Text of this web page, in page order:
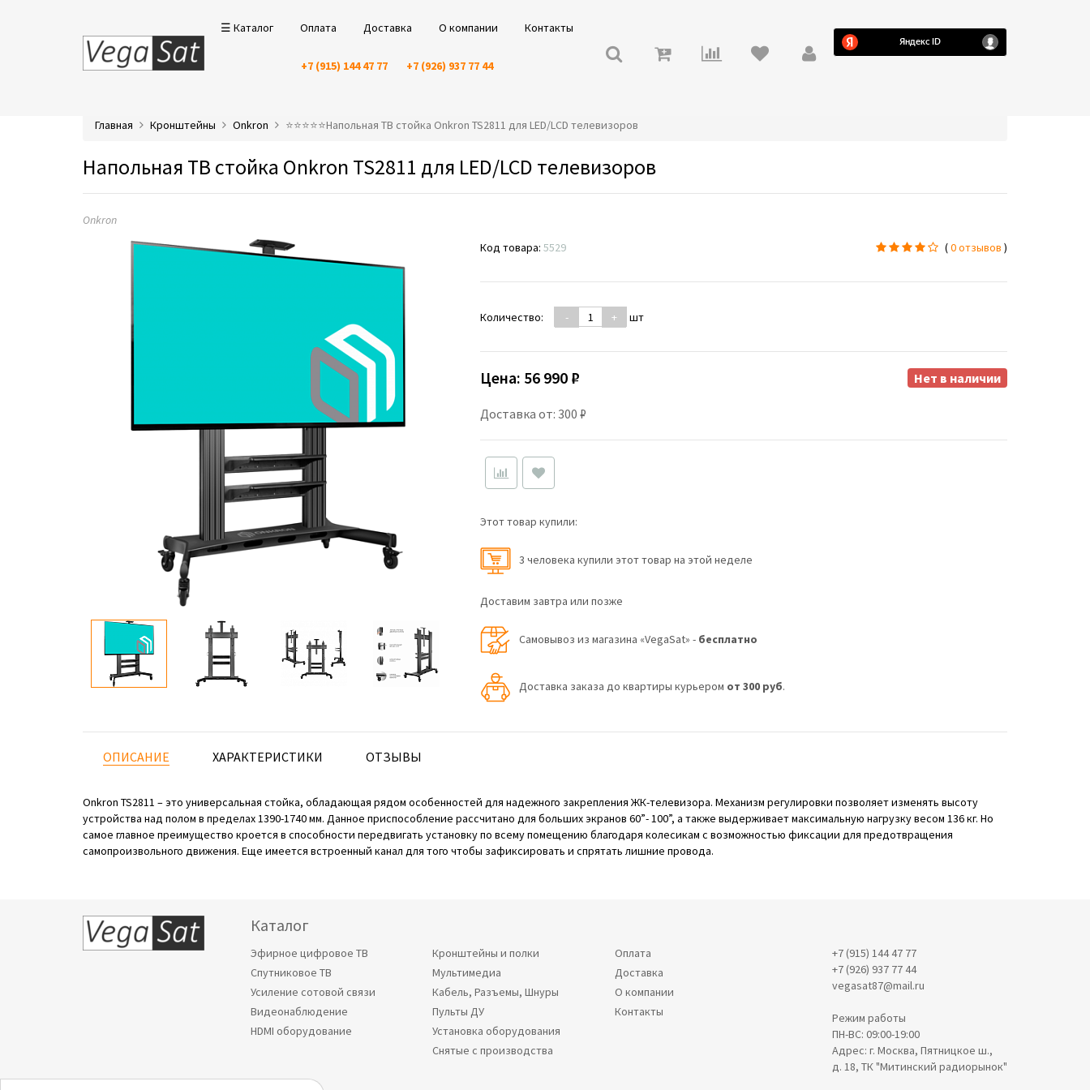
☰ Каталог Оплата Доставка О компании Контакты
+7 (915) 144 47 77 +7 (926) 937 77 44
Главная Кронштейны Onkron ⭐️⭐️⭐️⭐️⭐️Напольная ТВ стойка Onkron TS2811 для LED/LCD телевизоров
Напольная ТВ стойка Onkron TS2811 для LED/LCD телевизоров
Onkron
Код товара:5529 (0 отзывов )
Количество: - + шт
Цена: 56 990 ₽
Доставка от: 300 ₽
Нет в наличии
Этот товар купили:
3 человекa купили этот товар на этой неделе
Доставим завтра или позже
Самовывоз из магазина «VegaSat» - бесплатно
Доставка заказа до квартиры курьером от 300 руб.
ОПИСАНИЕ ХАРАКТЕРИСТИКИ ОТЗЫВЫ
Onkron TS2811 – это универсальная стойка, обладающая рядом особенностей для надежного закрепления ЖК-телевизора. Механизм регулировки позволяет изменять высоту
устройства над полом в пределах 1390-1740 мм. Данное приспособление рассчитано для больших экранов 60”- 100”, а также выдерживает максимальную нагрузку весом 136 кг. Но
самое главное преимущество кроется в способности передвигать установку по всему помещению благодаря колесикам с возможностью фиксации для предотвращения
самопроизвольного движения. Еще имеется встроенный канал для того чтобы зафиксировать и спрятать лишние провода.
Каталог
Эфирное цифровое ТВ
Спутниковое ТВ
Усиление сотовой связи
Видеонаблюдение
HDMI оборудование
Кронштейны и полки
Мультимедиа
Кабель, Разъемы, Шнуры
Пульты ДУ
Установка оборудования
Снятые с производства
Оплата
Доставка
О компании
Контакты
+7 (915) 144 47 77
+7 (926) 937 77 44
vegasat87@mail.ru
Режим работы
ПН-ВС: 09:00-19:00
Адрес: г. Москва, Пятницкое ш.,
д. 18, ТК "Митинский радиорынок"